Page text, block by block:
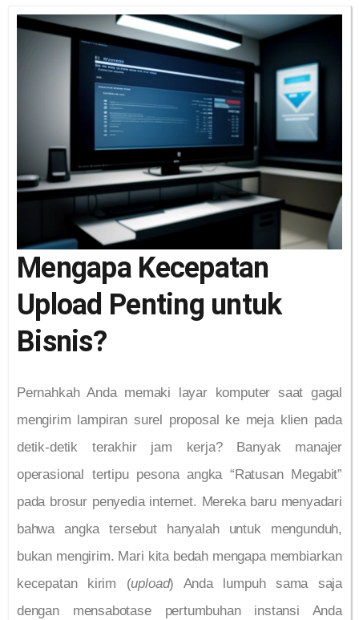
Mengapa Kecepatan
Upload Penting untuk
Bisnis?
Pernahkah Anda memaki layar komputer saat gagal
mengirim lampiran surel proposal ke meja klien pada
detik-detik terakhir jam kerja? Banyak manajer
operasional tertipu pesona angka “Ratusan Megabit”
pada brosur penyedia internet. Mereka baru menyadari
bahwa angka tersebut hanyalah untuk mengunduh,
bukan mengirim. Mari kita bedah mengapa membiarkan
kecepatan kirim (upload) Anda lumpuh sama saja
dengan mensabotase pertumbuhan instansi Anda